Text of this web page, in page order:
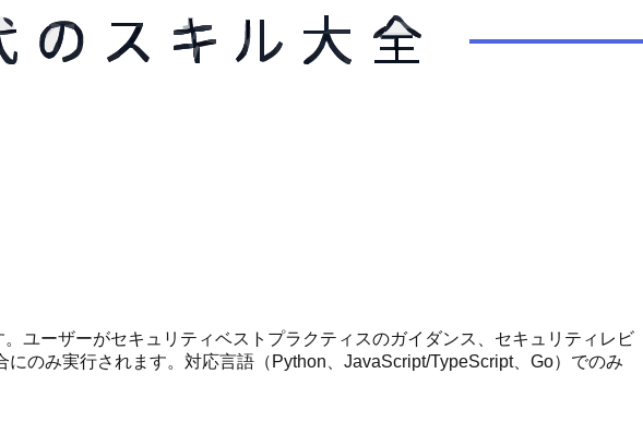
ユーザーがセキュリティベストプラクティスのガイダンス、セキュリティレビ
のみ実行されます。対応言語（Python、JavaScript/TypeScript、Go）でのみ